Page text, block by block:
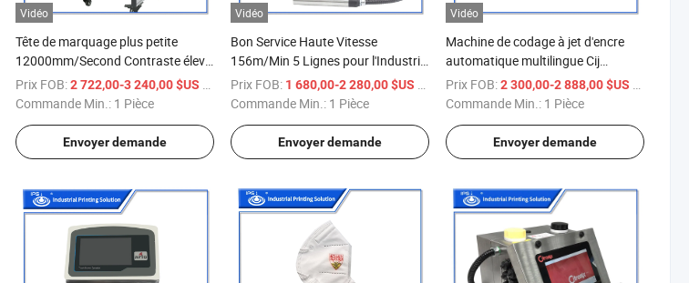
/ Jeu
Vidéo
Tête de marquage plus petite
12000mm/Second Contraste élevé
sur systèmes de marquage laser
HDPE LDPE IPS-Luv5w F Mg
Prix FOB:2 722,00-3 240,00 $US / Pièce
Commande Min.: 1 Pièce
Envoyer demande
Vidéo
Bon Service Haute Vitesse
156m/Min 5 Lignes pour l'Industrie
de l'Emballage Imprimante à Jet
d'Encre Continue IPS-C550
Prix FOB: 1 680,00-2 280,00 $US / Pièce
Commande Min.: 1 Pièce
Envoyer demande
Vidéo
Machine de codage à jet d'encre
automatique multilingue Cij
Imprimante à jet d'encre haute
qualité IP55 Imprimante de codage
plastique alimentaires
Prix FOB:2 300,00-2 888,00 $US / Pièce
Commande Min.: 1 Pièce
Envoyer demande